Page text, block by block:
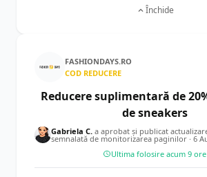
Închide
FASHIONDAYS.RO
COD REDUCERE
Reducere suplimentară de
de sneakers
Gabriela C. a aprobat și publicat
semnalată de monitorizarea paginilor · 6
Ultima folosire acum 9 ore